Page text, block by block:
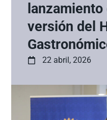
lanzamiento
versión del
22 abril, 2026